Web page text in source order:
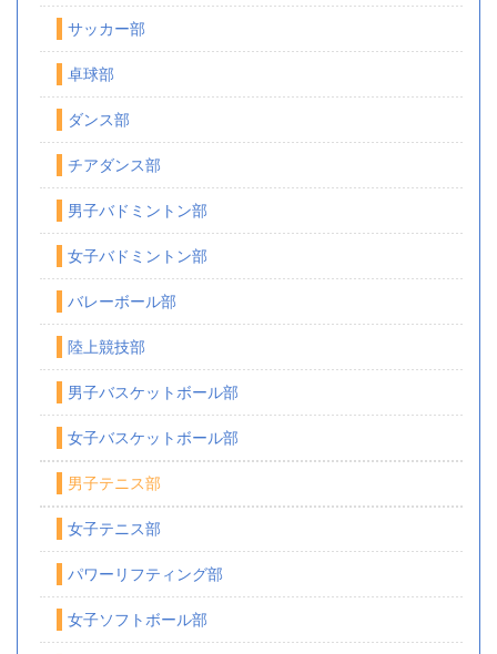
サッカー部
卓球部
ダンス部
チアダンス部
男子バドミントン部
女子バドミントン部
バレーボール部
陸上競技部
男子バスケットボール部
女子バスケットボール部
男子テニス部
女子テニス部
パワーリフティング部
女子ソフトボール部